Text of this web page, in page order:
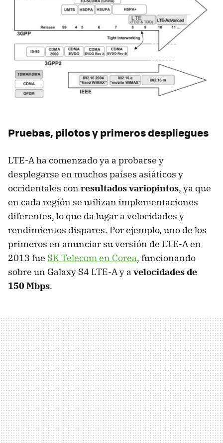
Pruebas, pilotos y primeros despliegues
LTE-A ha comenzado ya a probarse y
desplegarse en muchos países asiáticos y
occidentales con resultados variopintos, ya que
en cada región se utilizan implementaciones
diferentes, lo que da lugar a velocidades y
rendimientos dispares. Por ejemplo, uno de los
primeros en anunciar su versión de LTE-A en
2013 fue SK Telecom en Corea, funcionando
sobre un Galaxy S4 LTE-A y a velocidades de
150 Mbps.